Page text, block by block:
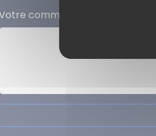
commentaire